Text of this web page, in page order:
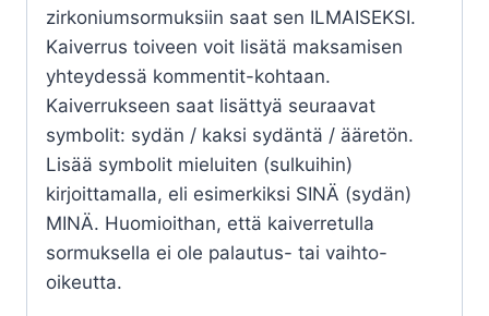
zirkoniumsormuksiin saat sen ILMAISEKSI.
Kaiverrus toiveen voit lisätä maksamisen
yhteydessä kommentit-kohtaan.
Kaiverrukseen saat lisättyä seuraavat
symbolit: sydän / kaksi sydäntä / ääretön.
Lisää symbolit mieluiten (sulkuihin)
kirjoittamalla, eli esimerkiksi SINÄ (sydän)
MINÄ. Huomioithan, että kaiverretulla
sormuksella ei ole palautus- tai vaihto-
oikeutta.